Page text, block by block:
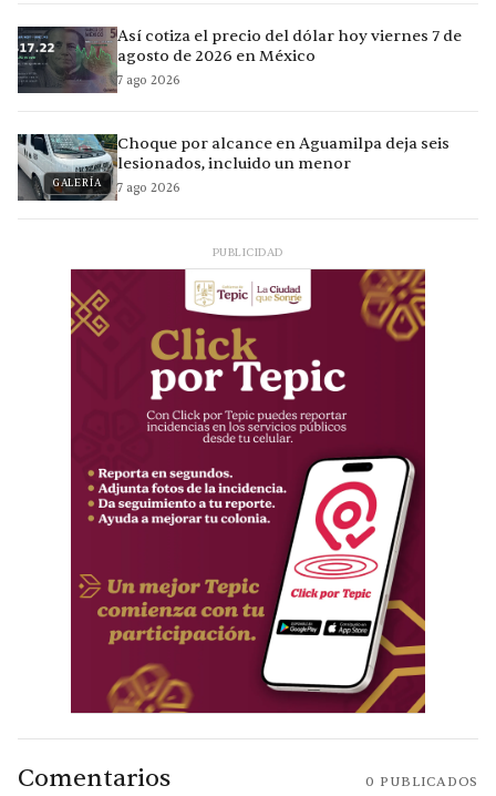
Así cotiza el precio del dólar hoy viernes 7 de
agosto de 2026 en México
7 ago 2026
GALERÍA
Choque por alcance en Aguamilpa deja seis
lesionados, incluido un menor
7 ago 2026
PUBLICIDAD
Comentarios 0 PUBLICADOS